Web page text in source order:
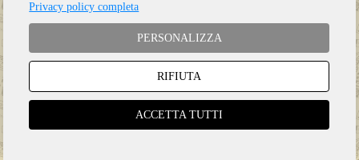
Anno:2020
Privacy policy completa
PERSONALIZZA
RIFIUTA
ACCETTA TUTTI